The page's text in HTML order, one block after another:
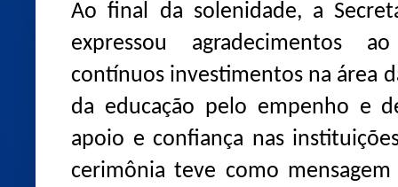
Ao final da solenidade, a
expressou agradecimentos
contínuos investimentos na área
da educação pelo empenho e
apoio e confiança nas
cerimônia teve como